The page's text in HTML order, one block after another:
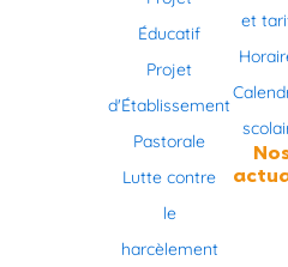
Éducatif
Projet
d'Établissement
Pastorale
Lutte contre
le
harcèlement
et